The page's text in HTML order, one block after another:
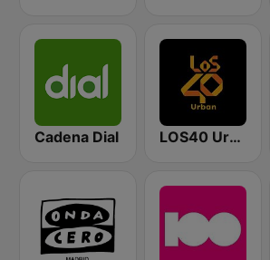
Cadena Dial LOS40 Urban